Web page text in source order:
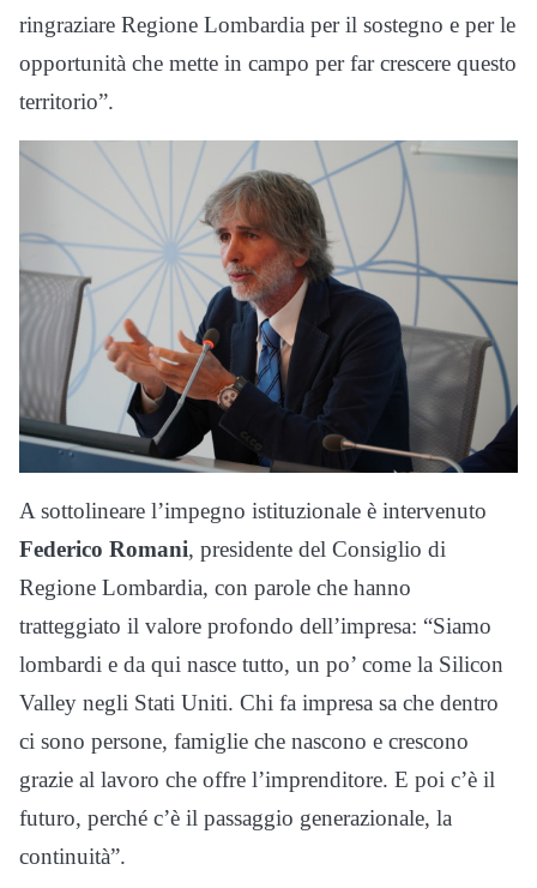
ringraziare Regione Lombardia per il sostegno e per le
opportunità che mette in campo per far crescere questo
territorio”.
A sottolineare l’impegno istituzionale è intervenuto
Federico Romani, presidente del Consiglio di
Regione Lombardia, con parole che hanno
tratteggiato il valore profondo dell’impresa: “Siamo
lombardi e da qui nasce tutto, un po’ come la Silicon
Valley negli Stati Uniti. Chi fa impresa sa che dentro
ci sono persone, famiglie che nascono e crescono
grazie al lavoro che offre l’imprenditore. E poi c’è il
futuro, perché c’è il passaggio generazionale, la
continuità”.